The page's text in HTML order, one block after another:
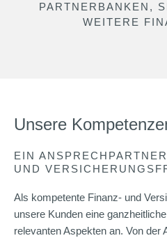
PARTNERBANKEN,
WEITERE
Unsere
EIN
UND
Als kompetente Finanz- und
unsere Kunden eine
relevanten Aspekten an. Von der